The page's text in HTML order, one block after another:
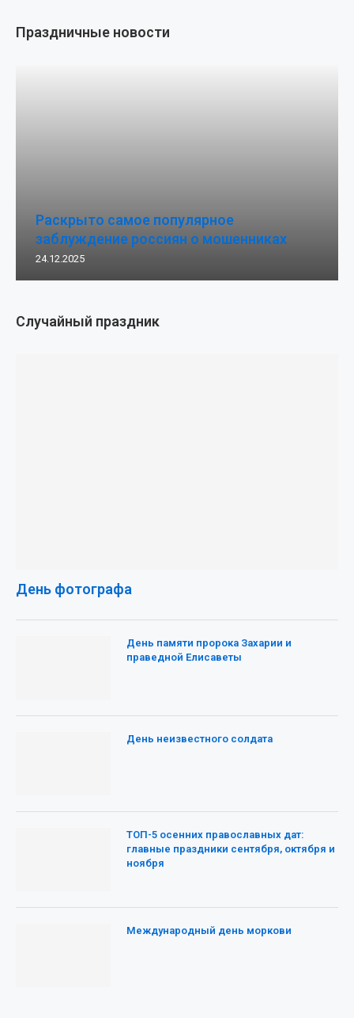
Праздничные новости
Раскрыто самое популярное
заблуждение россиян о мошенниках
24.12.2025
Случайный праздник
День фотографа
День памяти пророка Захарии и
праведной Елисаветы
День неизвестного солдата
ТОП-5 осенних православных дат:
главные праздники сентября, октября и
ноября
Международный день моркови